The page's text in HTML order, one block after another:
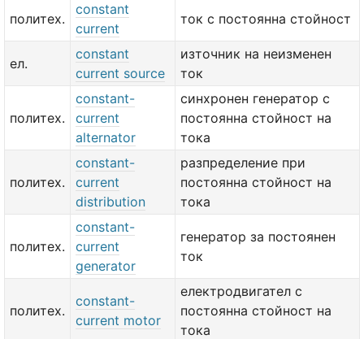
политех.
constant
current
ток с постоянна стойност
ел.
constant
current source
източник на неизменен
ток
политех.
constant-
current
alternator
синхронен генератор с
постоянна стойност на
тока
политех.
constant-
current
distribution
разпределение при
постоянна стойност на
тока
политех.
constant-
current
generator
генератор за постоянен
ток
политех.
constant-
current motor
електродвигател с
постоянна стойност на
тока